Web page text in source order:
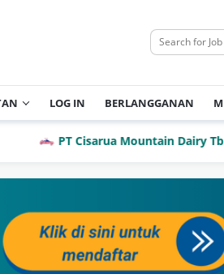
LOG IN BERLANGGANAN
PT Cisarua Mountain Dairy Tbk